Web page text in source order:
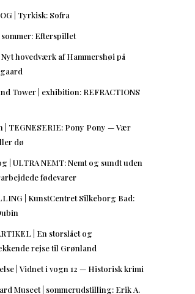
| Tyrkisk: Sofra
sommer: Efterspillet
hovedværk af Hammershøi på
Tower | exhibition: REFRACTIONS
| TEGNESERIE: Pony Pony — Vær
dø
| ULTRA NEMT: Nemt og sundt uden
fødevarer
| KunstCentret Silkeborg Bad:
| En storslået og
rejse til Grønland
| Vidnet i vogn 12 — Historisk krimi
Museet | sommerudstilling: Erik A.